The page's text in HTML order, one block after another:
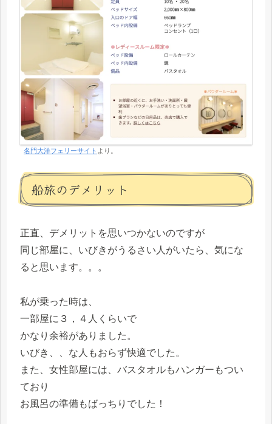
名門大洋フェリーサイト より。
船旅のデメリット
正直、デメリットを思いつかないのですが
同じ部屋に、いびきがうるさい人がいたら、気にな
ると思います。。。
私が乗った時は、
一部屋に３，４人くらいで
かなり余裕がありました。
いびき、、な人もおらず快適でした。
また、女性部屋には、バスタオルもハンガーもつい
ており
お風呂の準備もばっちりでした！